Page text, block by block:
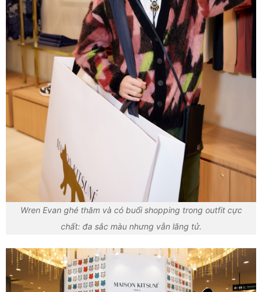
Wren Evan ghé thăm và có buổi shopping trong outfit cực
chất: đa sắc màu nhưng vẫn lãng tử.